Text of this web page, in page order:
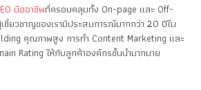
มืออาชีพที่ครอบคลุมทั้ง On-page และ Off-
ยวชาญของเรามีประสบการณ์มากกว่า 20 ปีใน
คุณภาพสูง การทำ Content Marketing และ
Rating ให้กับลูกค้าองค์กรชั้นนำมากมาย